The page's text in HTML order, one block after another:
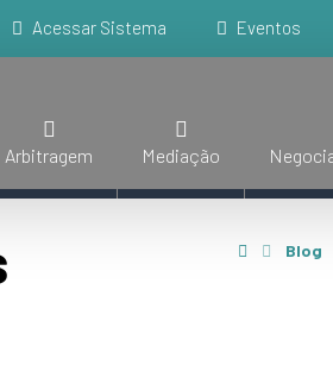
Acessar Sistema Eventos
Arbitragem Mediação
Blog